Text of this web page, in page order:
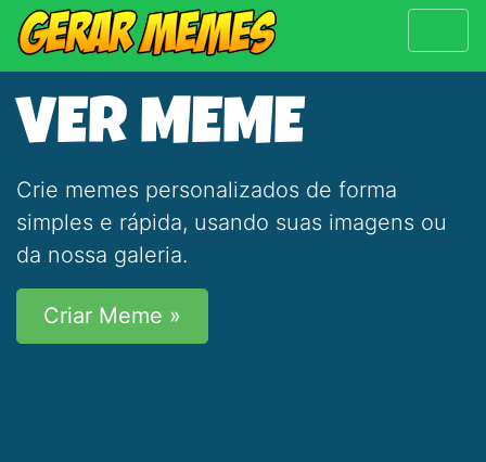
VER MEME
Crie memes personalizados de forma
simples e rápida, usando suas imagens ou
da nossa galeria.
Criar Meme »